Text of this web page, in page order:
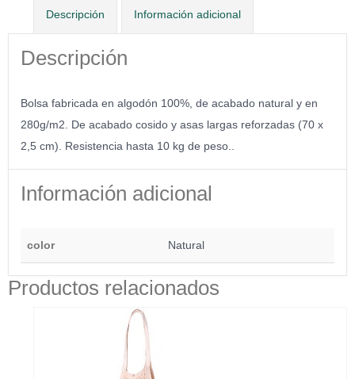
Descripción Información adicional
Descripción
Bolsa fabricada en algodón 100%, de acabado natural y en
280g/m2. De acabado cosido y asas largas reforzadas (70 x
2,5 cm). Resistencia hasta 10 kg de peso..
Información adicional
color Natural
Productos relacionados